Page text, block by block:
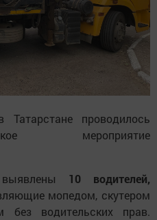
проводилось
мероприятие
10 водителей,
мопедом, скутером
без водительских прав.